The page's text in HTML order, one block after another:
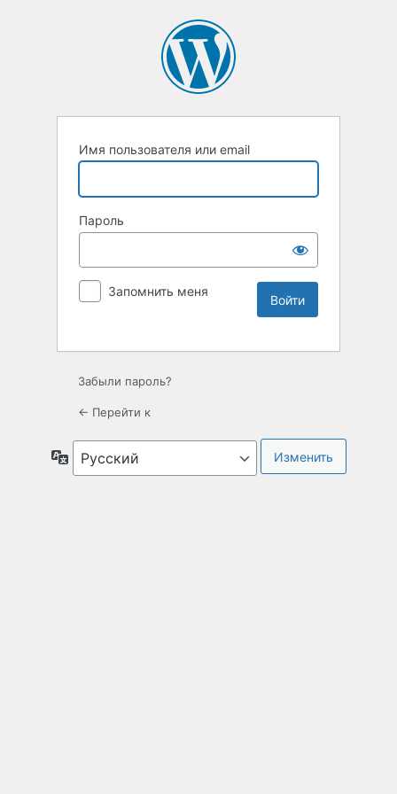
Имя пользователя или email
Пароль
Запомнить меня
Забыли пароль?
← Перейти к
Язык